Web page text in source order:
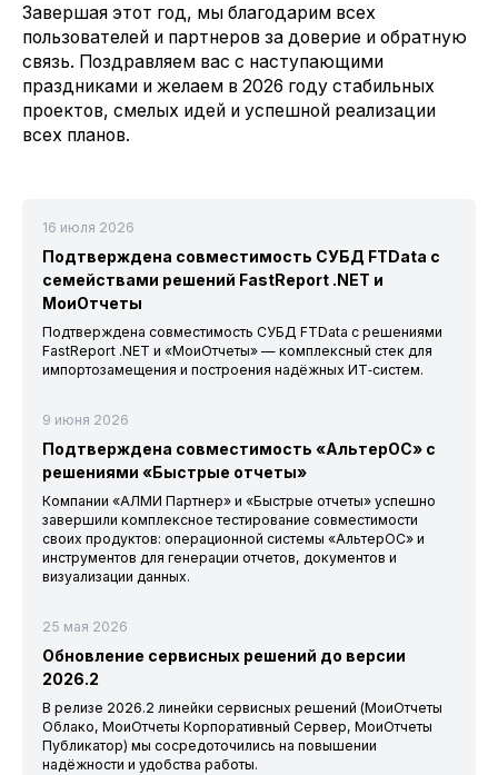
Завершая этот год, мы благодарим всех
пользователей и партнеров за доверие и обратную
связь. Поздравляем вас с наступающими
праздниками и желаем в 2026 году стабильных
проектов, смелых идей и успешной реализации
всех планов.
16 июля 2026
Подтверждена совместимость СУБД FTData с
семействами решений FastReport .NET и
МоиОтчеты
Подтверждена совместимость СУБД FTData с решениями
FastReport .NET и «МоиОтчеты» — комплексный стек для
импортозамещения и построения надёжных ИТ‑систем.
9 июня 2026
Подтверждена совместимость «АльтерОС» с
решениями «Быстрые отчеты»
Компании «АЛМИ Партнер» и «Быстрые отчеты» успешно
завершили комплексное тестирование совместимости
своих продуктов: операционной системы «АльтерОС» и
инструментов для генерации отчетов, документов и
визуализации данных.
25 мая 2026
Обновление сервисных решений до версии
2026.2
В релизе 2026.2 линейки сервисных решений (МоиОтчеты
Облако, МоиОтчеты Корпоративный Сервер, МоиОтчеты
Публикатор) мы сосредоточились на повышении
надёжности и удобства работы.